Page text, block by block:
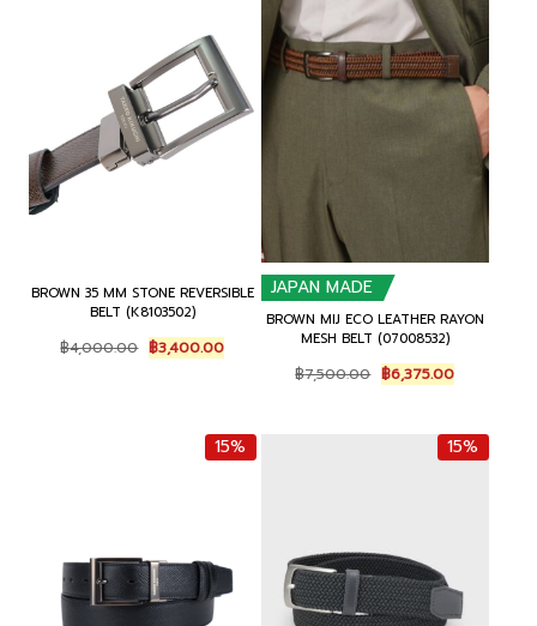
BROWN 35 MM STONE REVERSIBLE
BELT (K8103502)
฿4,000.00 Original
price
฿3,400.00Current
price
JAPAN MADE
BROWN MIJ ECO LEATHER RAYON
MESH BELT (07008532)
฿7,500.00 Original
price
฿7,500.00.
฿6,375.00Current
price
฿6,375.00.
15% 15%